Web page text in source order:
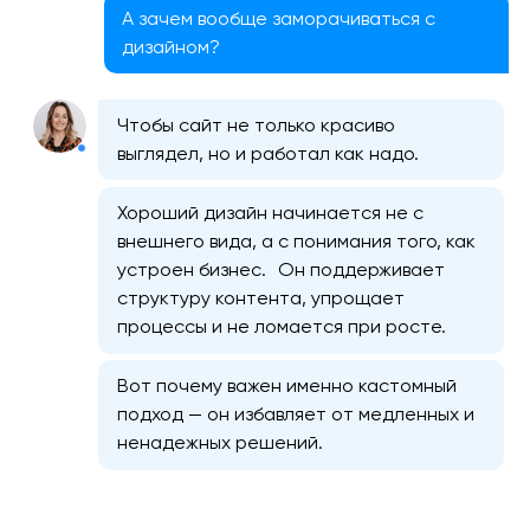
А зачем вообще заморачиваться с
дизайном?
Чтобы сайт не только красиво
выглядел, но и работал как надо.
Хороший дизайн начинается не с
внешнего вида, а с понимания того, как
устроен бизнес. Он поддерживает
структуру контента, упрощает
процессы и не ломается при росте.
Вот почему важен именно кастомный
подход — он избавляет от медленных и
ненадежных решений.